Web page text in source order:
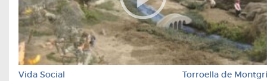
Vida Social Torroella de Montgrí